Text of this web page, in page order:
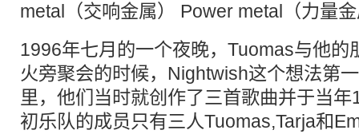
metal（交响金属） Power metal（力量
1996年七月的一个夜晚，Tuomas与他的
火旁聚会的时候，Nightwish这个想法第
里，他们当时就创作了三首歌曲并于当
初乐队的成员只有三人Tuomas,Tarja和